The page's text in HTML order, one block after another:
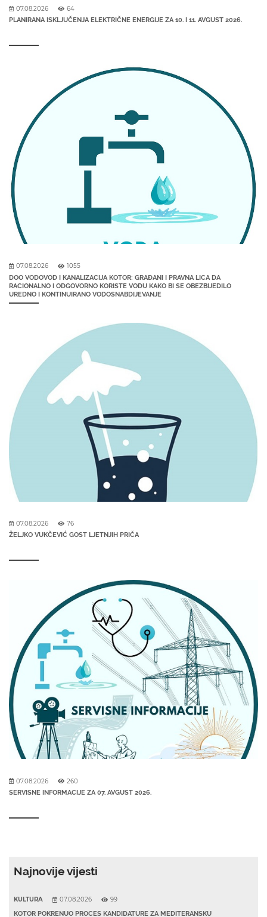
07.08.2026 64
PLANIRANA ISKLJUČENJA ELEKTRIČNE ENERGIJE ZA 10. I 11. AVGUST 2026.
07.08.2026 1055
DOO VODOVOD I KANALIZACIJA KOTOR: GRAĐANI I PRAVNA LICA DA
RACIONALNO I ODGOVORNO KORISTE VODU KAKO BI SE OBEZBIJEDILO
UREDNO I KONTINUIRANO VODOSNABDIJEVANJE
07.08.2026 76
ŽELJKO VUKČEVIĆ GOST LJETNJIH PRIČA
07.08.2026 260
SERVISNE INFORMACIJE ZA 07. AVGUST 2026.
Najnovije vijesti
KULTURA 07.08.2026 99
KOTOR POKRENUO PROCES KANDIDATURE ZA MEDITERANSKU